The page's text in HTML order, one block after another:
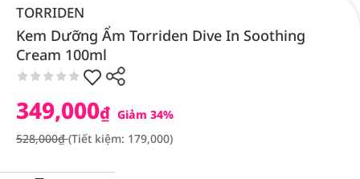
TORRIDEN
Kem Dưỡng Ẩm Torriden Dive In Soothing
Cream 100ml
349,000₫ Giảm 34%
528,000₫(Tiết kiệm: 179,000)